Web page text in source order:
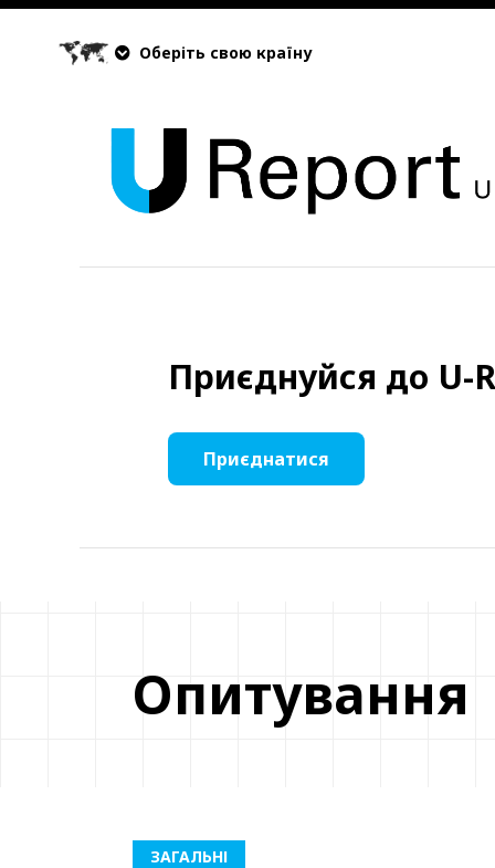
Оберіть свою країну
Приєднуйся до U-
Приєднатися
Опитування
ЗАГАЛЬНІ